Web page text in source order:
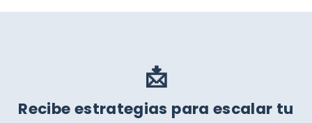
📩
Recibe estrategias para escalar tu